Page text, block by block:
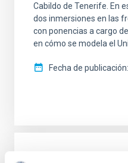
Cabildo de Tenerife. En
dos inmersiones en las
con ponencias a cargo
en cómo se modela el
Fecha de publicación